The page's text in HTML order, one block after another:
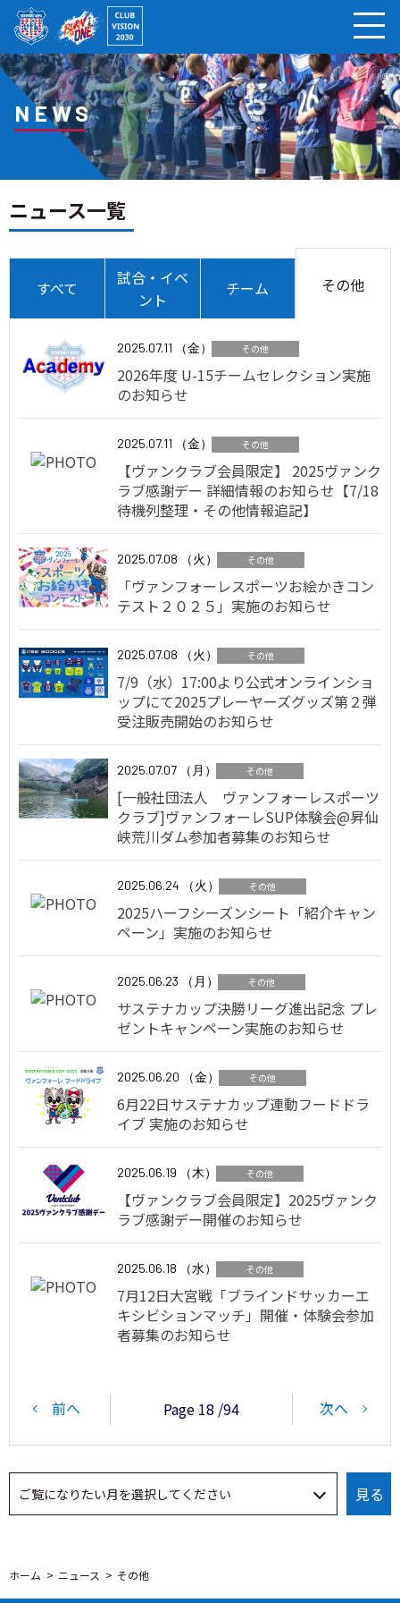
NEWS
ニュース一覧
すべて
試合・イベ
ント
チーム その他
2025.07.11 （金） その他
2026年度 U-15チームセレクション実施
のお知らせ
2025.07.11 （金） その他
【ヴァンクラブ会員限定】 2025ヴァンク
ラブ感謝デー 詳細情報のお知らせ【7/18
待機列整理・その他情報追記】
2025.07.08 （火） その他
「ヴァンフォーレスポーツお絵かきコン
テスト２０２５」実施のお知らせ
2025.07.08 （火） その他
7/9（水）17:00より公式オンラインショ
ップにて2025プレーヤーズグッズ第２弾
受注販売開始のお知らせ
2025.07.07 （月） その他
[一般社団法人 ヴァンフォーレスポーツ
クラブ]ヴァンフォーレSUP体験会@昇仙
峡荒川ダム参加者募集のお知らせ
2025.06.24 （火） その他
2025ハーフシーズンシート「紹介キャン
ペーン」実施のお知らせ
2025.06.23 （月） その他
サステナカップ決勝リーグ進出記念 プレ
ゼントキャンペーン実施のお知らせ
2025.06.20 （金） その他
6月22日サステナカップ連動フードドラ
イブ 実施のお知らせ
2025.06.19 （木） その他
【ヴァンクラブ会員限定】2025ヴァンク
ラブ感謝デー開催のお知らせ
2025.06.18 （水） その他
7月12日大宮戦「ブラインドサッカーエ
キシビションマッチ」開催・体験会参加
者募集のお知らせ
Page 18 /94
前へ 次へ
ホーム ニュース その他